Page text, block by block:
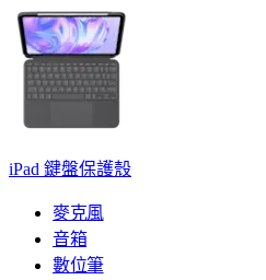
iPad 鍵盤保護殼
麥克風
音箱
數位筆